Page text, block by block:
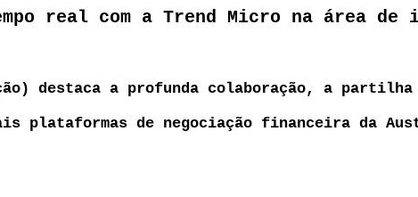
real com a Trend Micro na área
destaca a profunda colaboração, a
plataformas de negociação financeira da